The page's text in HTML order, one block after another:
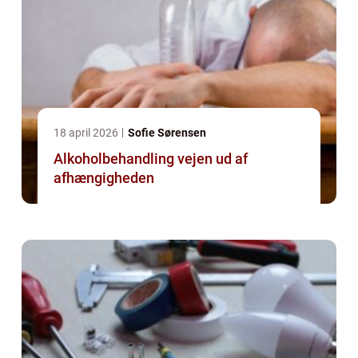
18 april 2026 Sofie Sørensen
Alkoholbehandling vejen ud af
afhængigheden